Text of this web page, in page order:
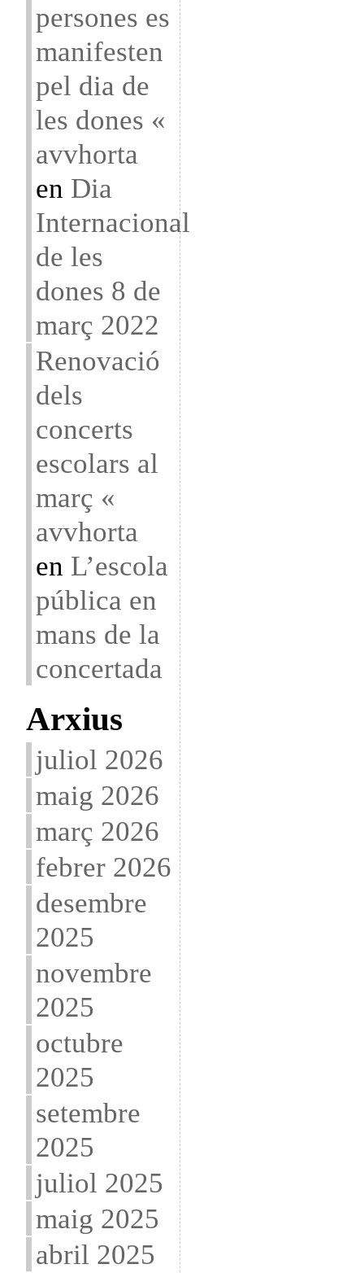
persones es
manifesten
pel dia de
les dones «
avvhorta
en Dia
Internacional
de les
dones 8 de
març 2022
Renovació
dels
concerts
escolars al
març «
avvhorta
en L’escola
pública en
mans de la
concertada
Arxius
juliol 2026
maig 2026
març 2026
febrer 2026
desembre
2025
novembre
2025
octubre
2025
setembre
2025
juliol 2025
maig 2025
abril 2025